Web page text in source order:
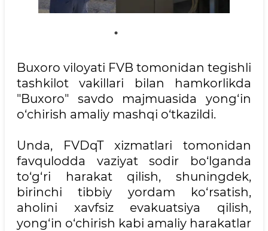
Buxoro viloyati FVB tomonidan tegishli
tashkilot vakillari bilan hamkorlikda
"Buxoro" savdo majmuasida yong‘in
o‘chirish amaliy mashqi o‘tkazildi.
Unda, FVDqT xizmatlari tomonidan
favqulodda vaziyat sodir bo‘lganda
to‘g‘ri harakat qilish, shuningdek,
birinchi tibbiy yordam ko‘rsatish,
aholini xavfsiz evakuatsiya qilish,
yong‘in o‘chirish kabi amaliy harakatlar